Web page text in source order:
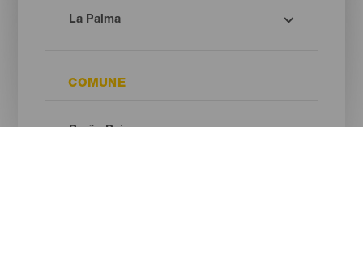
COMUNE